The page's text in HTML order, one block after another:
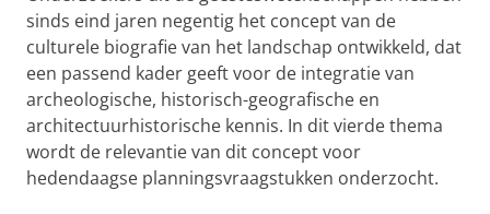
sinds eind jaren negentig het concept van de
culturele biografie van het landschap ontwikkeld, dat
een passend kader geeft voor de integratie van
archeologische, historisch-geografische en
architectuurhistorische kennis. In dit vierde thema
wordt de relevantie van dit concept voor
hedendaagse planningsvraagstukken onderzocht.